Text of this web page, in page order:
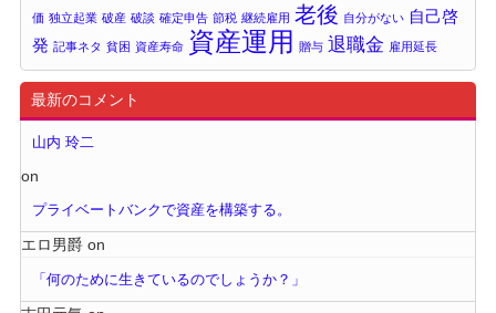
価 独立起業 破産 破談 確定申告 節税 継続雇用 老後 自分がない 自己啓
発 記事ネタ 貧困 資産寿命 資産運用 贈与 退職金 雇用延長
最新のコメント
山内 玲二
on
プライベートバンクで資産を構築する。
エロ男爵 on
「何のために生きているのでしょうか？」